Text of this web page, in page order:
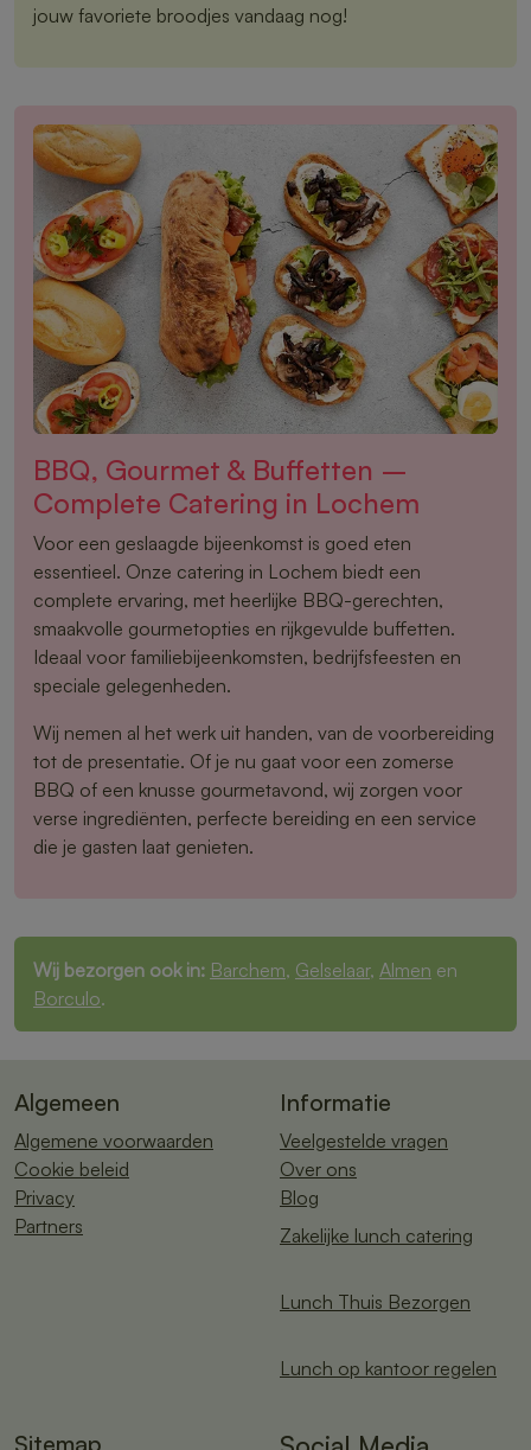
jouw favoriete broodjes vandaag nog!
BBQ, Gourmet & Buffetten –
Complete Catering in Lochem
Voor een geslaagde bijeenkomst is goed eten
essentieel. Onze catering in Lochem biedt een
complete ervaring, met heerlijke BBQ-gerechten,
smaakvolle gourmetopties en rijkgevulde buffetten.
Ideaal voor familiebijeenkomsten, bedrijfsfeesten en
speciale gelegenheden.
Wij nemen al het werk uit handen, van de voorbereiding
tot de presentatie. Of je nu gaat voor een zomerse
BBQ of een knusse gourmetavond, wij zorgen voor
verse ingrediënten, perfecte bereiding en een service
die je gasten laat genieten.
Wij bezorgen ook in: Barchem, Gelselaar, Almen en
Borculo.
Algemeen
Algemene voorwaarden
Cookie beleid
Privacy
Partners
Informatie
Veelgestelde vragen
Over ons
Blog
Zakelijke lunch catering
Lunch Thuis Bezorgen
Lunch op kantoor regelen
Sitemap